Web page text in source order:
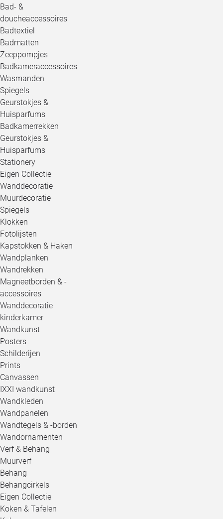
Bad- &
doucheaccessoires
Badtextiel
Badmatten
Zeeppompjes
Badkameraccessoires
Wasmanden
Spiegels
Geurstokjes &
Huisparfums
Badkamerrekken
Geurstokjes &
Huisparfums
Stationery
Eigen Collectie
Wanddecoratie
Muurdecoratie
Spiegels
Klokken
Fotolijsten
Kapstokken & Haken
Wandplanken
Wandrekken
Magneetborden & -
accessoires
Wanddecoratie
kinderkamer
Wandkunst
Posters
Schilderijen
Prints
Canvassen
IXXI wandkunst
Wandkleden
Wandpanelen
Wandtegels & -borden
Wandornamenten
Verf & Behang
Muurverf
Behang
Behangcirkels
Eigen Collectie
Koken & Tafelen